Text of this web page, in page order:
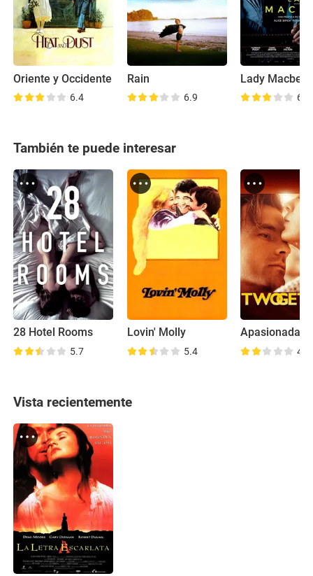
Oriente y Occidente
6.4
Rain
6.9
Lady Macbeth
6.6
También te puede interesar
28 Hotel Rooms
5.7
Lovin' Molly
5.4 4.6
Vista recientemente